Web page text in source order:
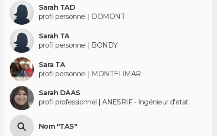
Sarah TAD
profil personnel | DOMONT
Sarah TA
profil personnel | BONDY
Sara TA
profil personnel | MONTELIMAR
Sarah DAAS
profil professionnel | ANESRIF - Ingénieur d'etat
Nom "TAS"